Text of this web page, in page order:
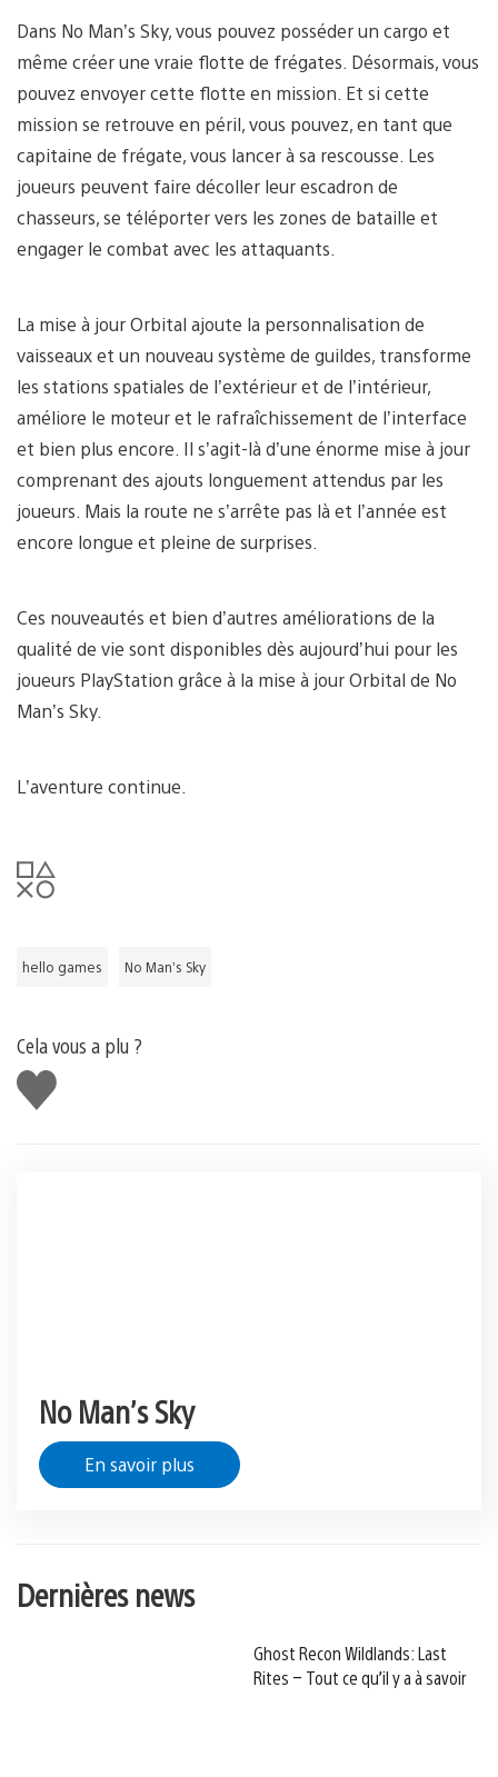
Dans No Man’s Sky, vous pouvez posséder un cargo et
même créer une vraie flotte de frégates. Désormais, vous
pouvez envoyer cette flotte en mission. Et si cette
mission se retrouve en péril, vous pouvez, en tant que
capitaine de frégate, vous lancer à sa rescousse. Les
joueurs peuvent faire décoller leur escadron de
chasseurs, se téléporter vers les zones de bataille et
engager le combat avec les attaquants.
La mise à jour Orbital ajoute la personnalisation de
vaisseaux et un nouveau système de guildes, transforme
les stations spatiales de l’extérieur et de l’intérieur,
améliore le moteur et le rafraîchissement de l’interface
et bien plus encore. Il s’agit-là d’une énorme mise à jour
comprenant des ajouts longuement attendus par les
joueurs. Mais la route ne s’arrête pas là et l’année est
encore longue et pleine de surprises.
Ces nouveautés et bien d’autres améliorations de la
qualité de vie sont disponibles dès aujourd’hui pour les
joueurs PlayStation grâce à la mise à jour Orbital de No
Man’s Sky.
L’aventure continue.
hello games No Man’s Sky
Cela vous a plu ?
J'aime
No Man’s Sky
En savoir plus
Dernières news
Ghost Recon Wildlands: Last
Rites – Tout ce qu’il y a à savoir